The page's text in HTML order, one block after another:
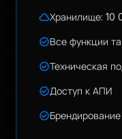
cloudХранилище: 10
check_circleВсе функции
check_circleТехническая
check_circleДоступ к АПИ
check_circleБрендирование